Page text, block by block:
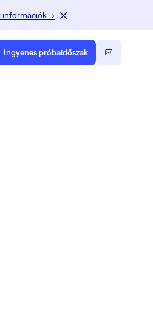
információk →
Ingyenes próbaidőszak